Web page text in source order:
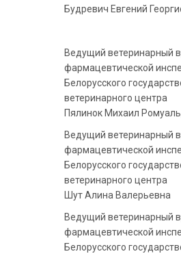
Будревич Евгений
Ведущий ветеринарный
фармацевтической
Белорусского
ветеринарного центра
Пялинок Михаил
Ведущий ветеринарный
фармацевтической
Белорусского
ветеринарного центра
Шут Алина Валерьевна
Ведущий ветеринарный
фармацевтической
Белорусского